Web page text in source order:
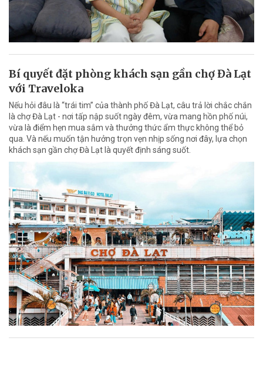
Bí quyết đặt phòng khách sạn gần chợ Đà Lạt
với Traveloka
Nếu hỏi đâu là “trái tim” của thành phố Đà Lạt, câu trả lời chắc chắn
là chợ Đà Lạt - nơi tấp nập suốt ngày đêm, vừa mang hồn phố núi,
vừa là điểm hẹn mua sắm và thưởng thức ẩm thực không thể bỏ
qua. Và nếu muốn tận hưởng trọn vẹn nhịp sống nơi đây, lựa chọn
khách sạn gần chợ Đà Lạt là quyết định sáng suốt.